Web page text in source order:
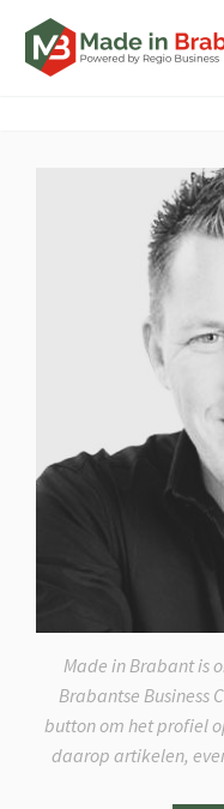
Made in Brabant is
Brabantse Business
button om het profiel
daarop artikelen,